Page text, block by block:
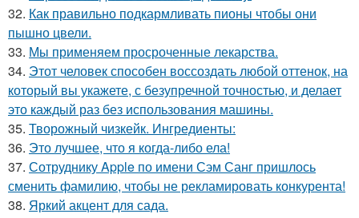
32. Как правильно подкармливать пионы чтобы они
пышно цвели.
33. Мы применяем просроченные лекарства.
34. Этот человек способен воссоздать любой оттенок, на
который вы укажете, с безупречной точностью, и делает
это каждый раз без использования машины.
35. Творожный чизкейк. Ингредиенты:
36. Это лучшее, что я когда-либо ела!
37. Сотруднику Apple по имени Сэм Санг пришлось
сменить фамилию, чтобы не рекламировать конкурента!
38. Яркий акцент для сада.